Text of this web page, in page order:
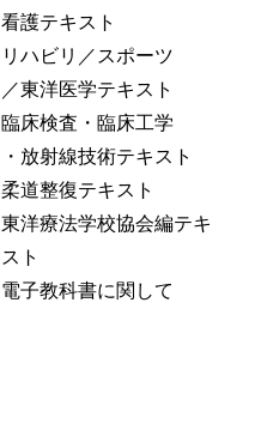
看護テキスト
リハビリ／スポーツ
／東洋医学テキスト
臨床検査・臨床工学
・放射線技術テキスト
柔道整復テキスト
東洋療法学校協会編テキ
スト
電子教科書に関して